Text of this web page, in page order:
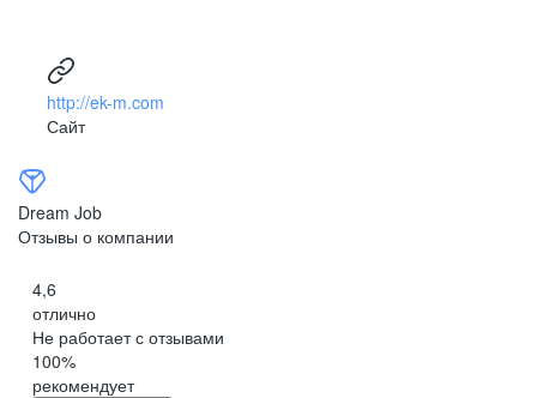
http://ek-m.com
Сайт
Dream Job
Отзывы о компании
4,6
отлично
Не работает с отзывами
100%
рекомендует